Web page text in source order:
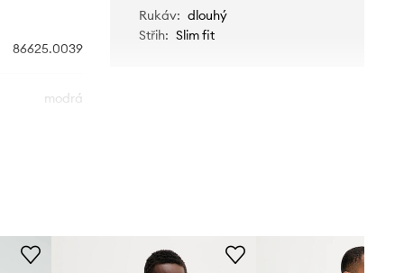
86625.0039
modrá
Rukáv: dlouhý
Střih: Slim fit